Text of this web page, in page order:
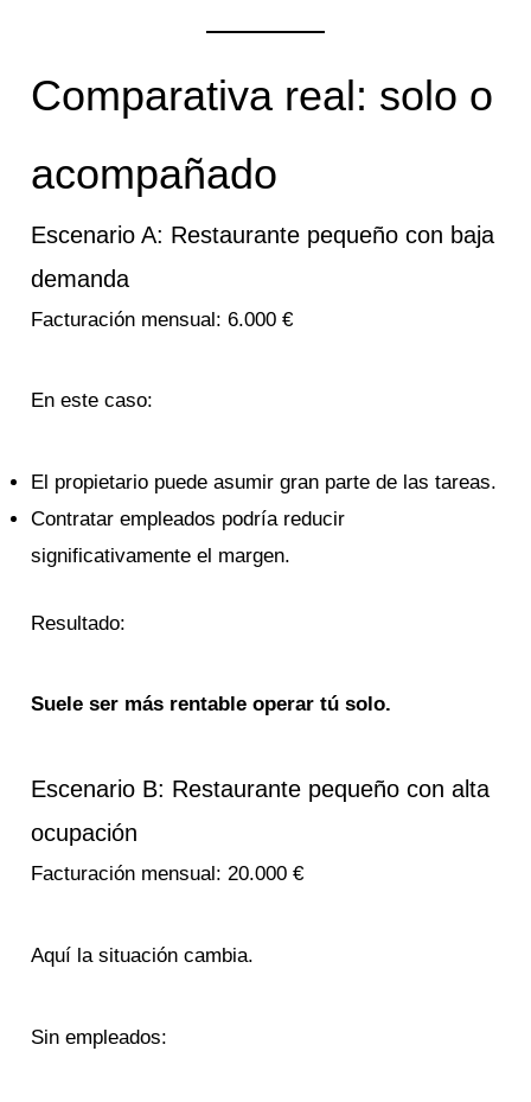
Comparativa real: solo o
acompañado
Escenario A: Restaurante pequeño con baja
demanda
Facturación mensual: 6.000 €
En este caso:
El propietario puede asumir gran parte de las tareas.
Contratar empleados podría reducir
significativamente el margen.
Resultado:
Suele ser más rentable operar tú solo.
Escenario B: Restaurante pequeño con alta
ocupación
Facturación mensual: 20.000 €
Aquí la situación cambia.
Sin empleados: